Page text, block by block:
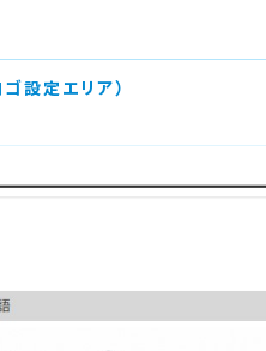
設定エリア）